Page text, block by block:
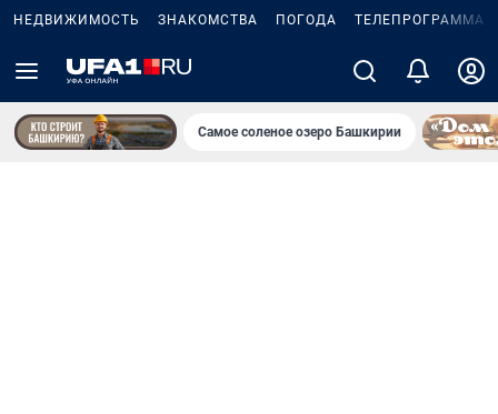
НЕДВИЖИМОСТЬ ЗНАКОМСТВА ПОГОДА ТЕЛЕПРОГРАММА
Самое соленое озеро Башкирии